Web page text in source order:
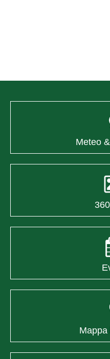
Meteo
Mappa